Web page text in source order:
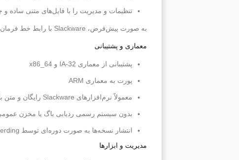
تنظیمات و مدیریت را با فایل‌های متنی ساده
به صورت پیش‌فرض، Slackware با رابط خط فرمان بوت می‌شود و به همین دلیل معمولاً برای کاربران پیشرفته و فنی لینوکس مناسب است.
معماری و پشتیبانی
پشتیبانی از معماری IA-32 و x86_64
پورت به معماری ARM
معمولاً نرم‌افزارهای Slackware رایگان و متن باز هستند
بدون سیستم رسمی ردیابی باگ یا مخزن
انتشار نسخه‌ها به صورت دوره‌ای توسط Volkerding اعلام می‌شود
مدیریت و ابزارها